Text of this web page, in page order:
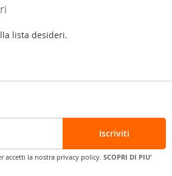
lista desideri.
Iscriviti
accetti la nostra privacy policy. SCOPRI DI PIU'